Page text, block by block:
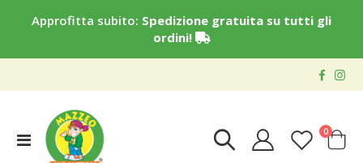
Approfitta subito: Spedizione gratuita su tutti gli
ordini!
Toggle
Nav
Cart
0elementi